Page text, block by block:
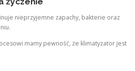
nieprzyjemne zapachy, bakterie oraz
mamy pewność, że klimatyzator jest